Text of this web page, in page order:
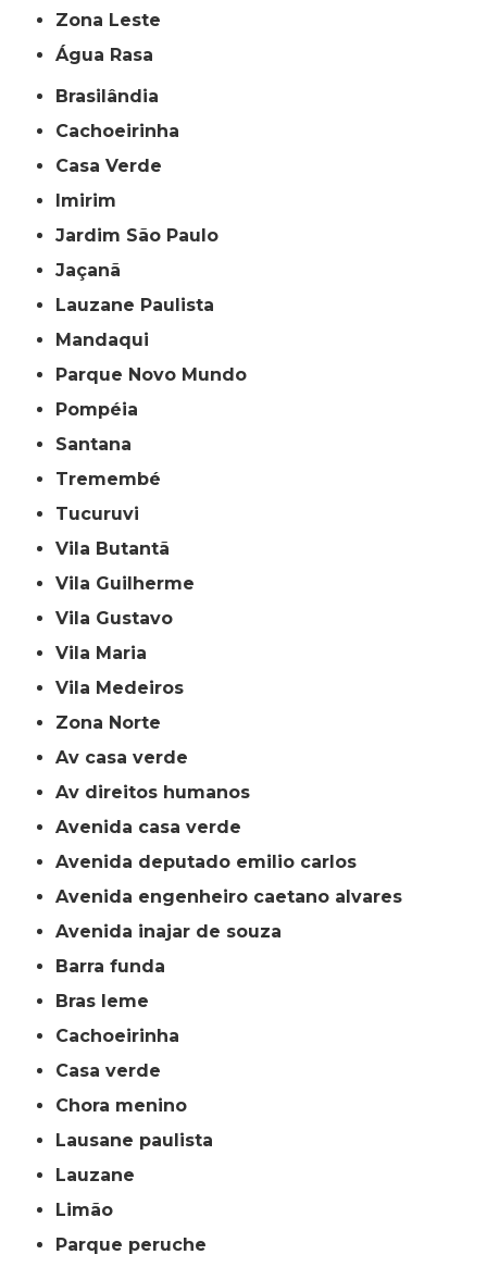
Zona Leste
Água Rasa
Brasilândia
Cachoeirinha
Casa Verde
Imirim
Jardim São Paulo
Jaçanã
Lauzane Paulista
Mandaqui
Parque Novo Mundo
Pompéia
Santana
Tremembé
Tucuruvi
Vila Butantã
Vila Guilherme
Vila Gustavo
Vila Maria
Vila Medeiros
Zona Norte
av casa verde
av direitos humanos
avenida casa verde
avenida deputado emilio carlos
avenida engenheiro caetano alvares
avenida inajar de souza
barra funda
bras leme
cachoeirinha
casa verde
chora menino
lausane paulista
lauzane
limão
parque peruche